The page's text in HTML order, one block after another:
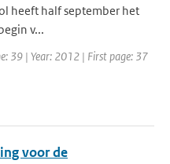
heeft half september het
v...
39 | Year: 2012 | First page: 37
voor de